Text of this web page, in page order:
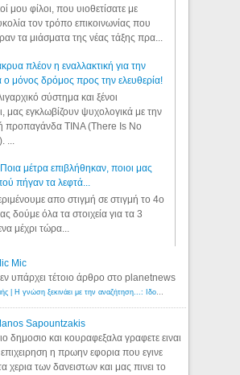
μου φίλοι, που υιοθετίσατε με
τον τρόπο επικοινωνίας που
τα μιάσματα της νέας τάξης πρα...
πλέον η εναλλακτική για την
μόνος δρόμος προς την ελευθερία!
σύστημα και ξένοι
μας εγκλωβίζουν ψυχολογικά με την
προπαγάνδα TINA (There Is No
...
μέτρα επιβλήθηκαν, ποιοι μας
πήγαν τα λεφτά...
απο στιγμή σε στιγμή το 4ο
δούμε όλα τα στοιχεία για τα 3
μέχρι τώρα...
Mic
υπάρχει τέτοιο άρθρο στο planetnews
Λόγιος Ερμής | Η γνώση ξεκινάει με την αναζήτηση...: Ιδού οι 18 που χρωστούν 11 δις ευρώ!
Sapountzakis
δημοσιο και κουραφεξαλα γραφετε ειναι
επιχειρηση η πρωην εφορια που εγινε
χερια των δανειστων και μας πινει το